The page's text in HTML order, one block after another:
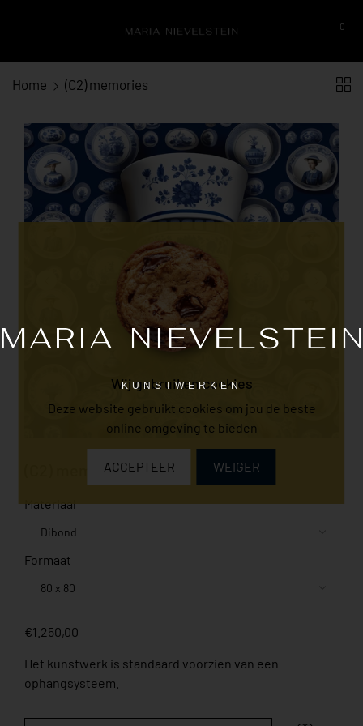
0
Home (C2) memories
(C2) memories
Materiaal
Formaat
€1.250,00
Het kunstwerk is standaard voorzien van een
ophangsysteem.
Wij gebruiken cookies
Deze website gebruikt cookies om jou de beste
online omgeving te bieden
ACCEPTEER WEIGER
KUNSTWERKEN